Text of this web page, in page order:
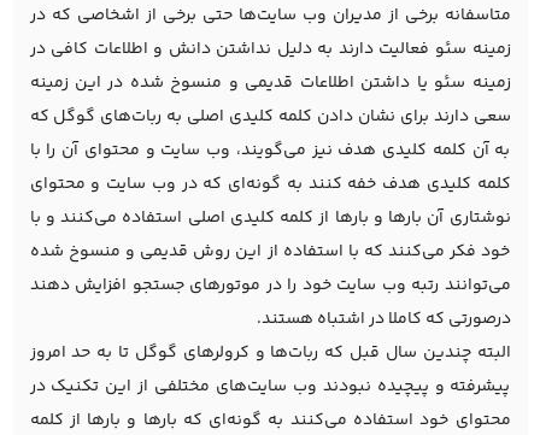
متاسفانه برخی از مدیران وب سایت‌ها حتی برخی از اشخاصی که در
زمینه سئو فعالیت دارند به دلیل نداشتن دانش و اطلاعات کافی در
زمینه سئو یا داشتن اطلاعات قدیمی و منسوخ شده در این زمینه
سعی دارند برای نشان دادن کلمه کلیدی اصلی به ربات‌های گوگل که
به آن کلمه کلیدی هدف نیز می‌گویند، وب سایت و محتوای آن را با
کلمه کلیدی هدف خفه کنند به گونه‌ای که در وب سایت و محتوای
نوشتاری آن بارها و بارها از کلمه کلیدی اصلی استفاده می‌کنند و با
خود فکر می‌کنند که با استفاده از این روش قدیمی و منسوخ شده
می‌توانند رتبه وب سایت خود را در موتورهای جستجو افزایش دهند
درصورتی که کاملا در اشتباه هستند.
البته چندین سال قبل که ربات‌ها و کرولرهای گوگل تا به حد امروز
پیشرفته و پیچیده نبودند وب سایت‌های مختلفی از این تکنیک در
محتوای خود استفاده می‌کنند به گونه‌ای که بارها و بارها از کلمه